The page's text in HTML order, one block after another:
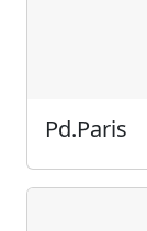
Pd.Paris